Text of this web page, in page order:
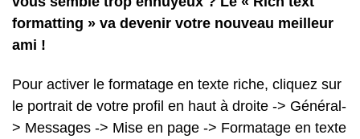
formatting » va devenir votre nouveau meilleur
ami !
Pour activer le formatage en texte riche, cliquez sur
le portrait de votre profil en haut à droite -> Général-
> Messages -> Mise en page -> Formatage en texte